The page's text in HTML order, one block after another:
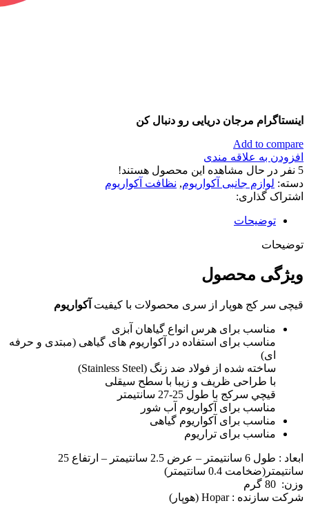
اینستاگرام مرجان دریایی رو دنبال کن
Add to compare
افزودن به علاقه مندی
5 نفر در حال مشاهده این محصول هستند!
دسته: لوازم جانبی آکواریوم, نظافت آکواریوم
اشتراک گذاری:
توضیحات
توضیحات
ويژگی محصول
قیچی سر کج هوپار از سری محصولات با کيفيت آکواریوم
مناسب برای هرس انواع گياهان آبزی
مناسب برای استفاده در آکواريوم های گياهی (مبتدی و حرفه
ای)
ساخته شده از فولاد ضد زنگ (Stainless Steel)
با طراحی ظريف و زيبا با سطح سيقلی
قيچي سرکج با طول 25-27 سانتيمتر
مناسب برای آکواریوم آب شور
مناسب برای آکواريوم گياهی
مناسب برای تراريوم
ابعاد : طول 6 سانتيمتر – عرض 2.5 سانتيمتر – ارتفاع 25
سانتيمتر(ضخامت 0.4 سانتيمتر)
وزن: 80 گرم
شرکت سازنده : Hopar (هوپار)